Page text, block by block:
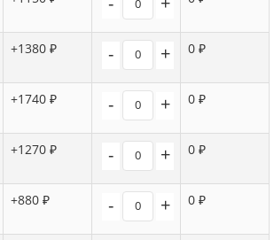
+1380 ₽ - + 0 ₽
+1740 ₽ - + 0 ₽
+1270 ₽ - + 0 ₽
+880 ₽ - + 0 ₽